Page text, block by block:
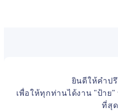
ยินดีให้คำป
เพื่อให้ทุกท่านได้งาน "ป้าย
ที่สุด